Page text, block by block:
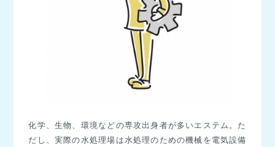
化学、生物、環境などの専攻出身者が多いエステム。た
だし、実際の水処理場は水処理のための機械を電気設備